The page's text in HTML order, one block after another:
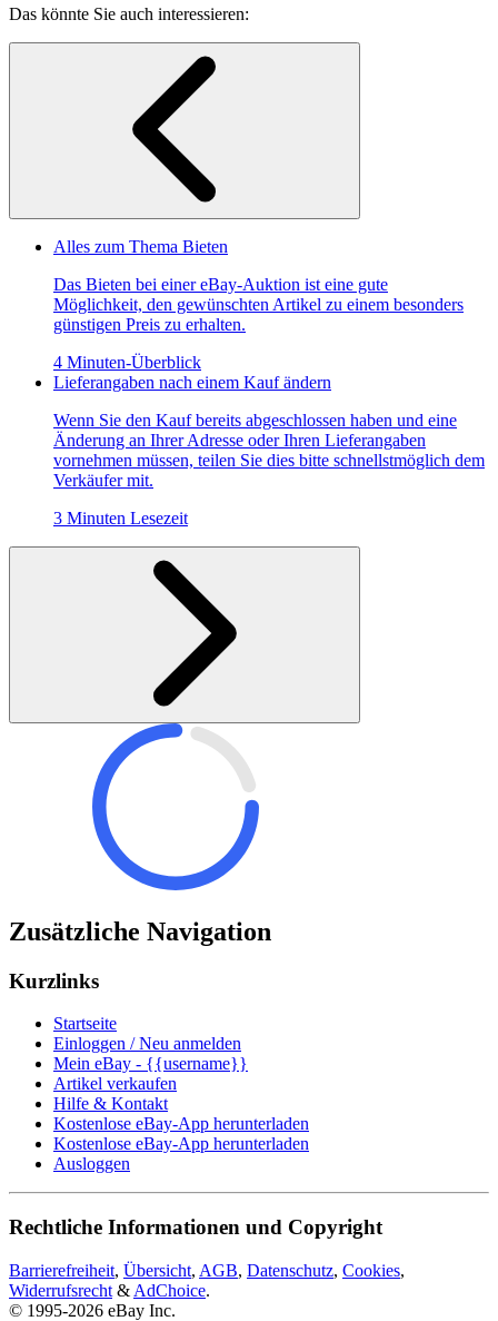
Das könnte Sie auch interessieren:
Alles zum Thema Bieten
Das Bieten bei einer eBay-Auktion ist eine gute
Möglichkeit, den gewünschten Artikel zu einem besonders
günstigen Preis zu erhalten.
4 Minuten-Überblick
Lieferangaben nach einem Kauf ändern
Wenn Sie den Kauf bereits abgeschlossen haben und eine
Änderung an Ihrer Adresse oder Ihren Lieferangaben
vornehmen müssen, teilen Sie dies bitte schnellstmöglich dem
Verkäufer mit.
3 Minuten Lesezeit
Zusätzliche Navigation
Kurzlinks
Startseite
Einloggen / Neu anmelden
Mein eBay - {{username}}
Artikel verkaufen
Hilfe & Kontakt
Kostenlose eBay-App herunterladen
Kostenlose eBay-App herunterladen
Ausloggen
Rechtliche Informationen und Copyright
Barrierefreiheit, Übersicht, AGB, Datenschutz, Cookies,
Widerrufsrecht & AdChoice.
© 1995-2026 eBay Inc.